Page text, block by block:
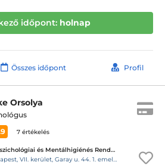
időpont: holnap
Összes időpont Profil
Orsolya
7 értékelés
Flow Pszichológiai és Mentálhigiénés Rendelő
VII. kerület, Garay u. 44. 1. emelet 10. ajtó. Kapucsengő: 19.